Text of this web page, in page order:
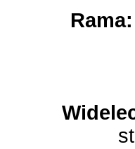
Rama: